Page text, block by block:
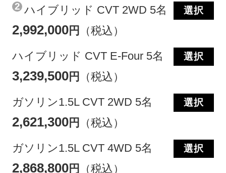
2 ハイブリッド CVT 2WD 5名
2,992,000円 （税込）
選択
ハイブリッド CVT E-Four 5名
3,239,500円 （税込）
選択
ガソリン1.5L CVT 2WD 5名
2,621,300円 （税込）
選択
ガソリン1.5L CVT 4WD 5名
2,868,800円 （税込）
選択